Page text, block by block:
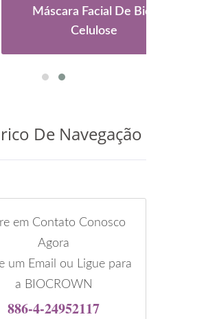
Facial De Bio-
Celulose
De Navegação
em Contato Conosco
Agora
um Email ou Ligue para
a BIOCROWN
886-4-24952117